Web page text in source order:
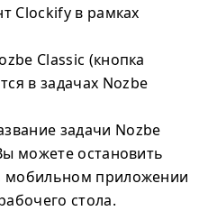
Clockify в рамках
Classic (кнопка
в задачах Nozbe
задачи Nozbe
можете остановить
мобильном приложении
стола.